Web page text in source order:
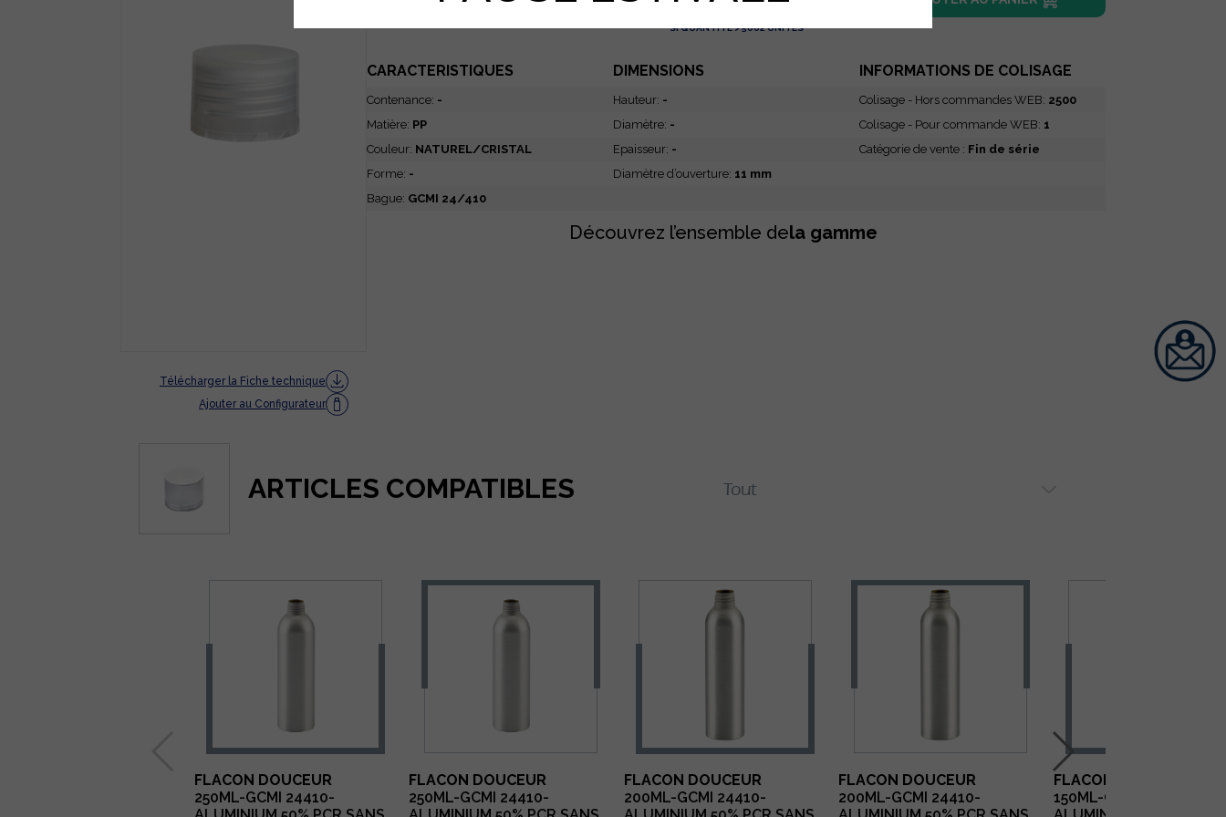
Télécharger la Fiche technique
Ajouter au Configurateur
SI QUANTITÉ > 5002 UNITÉS
CARACTERISTIQUES
Contenance: -
Matière: PP
Couleur: NATUREL/CRISTAL
Forme: -
Bague: GCMI 24/410
DIMENSIONS
Hauteur: -
Diamètre: -
Epaisseur: -
Diamètre d’ouverture: 11 mm
INFORMATIONS DE COLISAGE
Colisage - Hors commandes WEB: 2500
Colisage - Pour commande WEB: 1
Catégorie de vente : Fin de série
Découvrez l’ensemble dela gamme
ARTICLES COMPATIBLES
FLACON DOUCEUR
250ML-GCMI 24410-
FLACON DOUCEUR
250ML-GCMI 24410-
FLACON DOUCEUR
200ML-GCMI 24410-
FLACON DOUCEUR
200ML-GCMI 24410-
FLACON DOUCEUR
150ML-GCMI 24410-